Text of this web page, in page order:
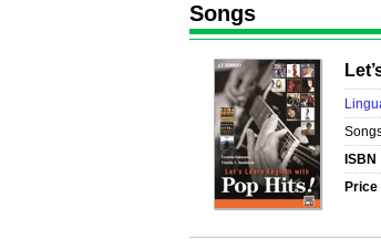
Songs
ISBN
Price